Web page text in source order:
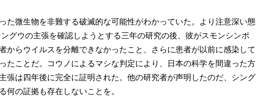
た微生物を非難する破滅的な可能性がわかっていた。より注意深い態
グウの主張を確認しようとする三年の研究の後、彼がスモンシンポ
からウイルスを分離できなかったこと、さらに患者が以前に感染して
たことだ。コウノによるマシな判定により、日本の科学を間違った方
張は四年後に完全に証明された。他の研究者が声明したのだ、シング
何の証拠も存在しないことを。